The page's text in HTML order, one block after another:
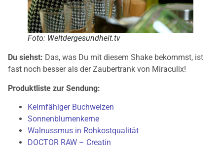
Foto: Weltdergesundheit.tv
Du siehst: Das, was Du mit diesem Shake bekommst, ist
fast noch besser als der Zaubertrank von Miraculix!
Produktliste zur Sendung:
Keimfähiger Buchweizen
Sonnenblumenkerne
Walnussmus in Rohkostqualität
DOCTOR RAW – Creatin